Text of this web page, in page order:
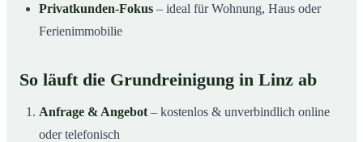
Privatkunden-Fokus – ideal für Wohnung, Haus oder
Ferienimmobilie
So läuft die Grundreinigung in Linz ab
Anfrage & Angebot – kostenlos & unverbindlich online
oder telefonisch